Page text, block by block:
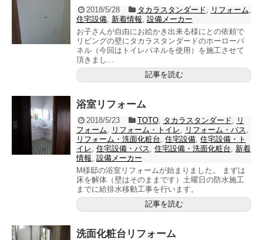
2018/5/28 タカラスタンダード リフォーム
住宅設備 新着情報 設備メーカー
お子さんが自由にお絵かき出来る様にとの依頼で
リビングの壁にタカラスタンダードのホーローパ
ネル（今回はトイレパネルを使用）を施工させて
頂きまし...
記事を読む
浴室リフォーム
2018/5/23 TOTO, タカラスタンダード
リ
フォーム
リフォーム・トイレ リフォーム・バス
リフォーム・洗面化粧台 住宅設備 住宅設備・ト
イレ 住宅設備・バス 住宅設備・洗面化粧台
新着
情報 設備メーカー
M様邸の浴室リフォームが始まりました。 まずは
床を解体（壁はそのままです）土曜日の防水施工
までに給排水移動工事を行います。
記事を読む
洗面化粧台リフォーム